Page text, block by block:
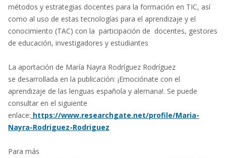
métodos y estrategias docentes para la formación en TIC, así
como al uso de estas tecnologías para el aprendizaje y el
conocimiento (TAC) con la participación de docentes, gestores
de educación, investigadores y estudiantes
La aportación de María Nayra Rodríguez Rodríguez
se desarrollada en la publicación: ¡Emociónate con el
aprendizaje de las lenguas española y alemana!. Se puede
consultar en el siguiente
enlace: https://www.researchgate.net/profile/Maria-
Nayra-Rodriguez-Rodriguez
Para más